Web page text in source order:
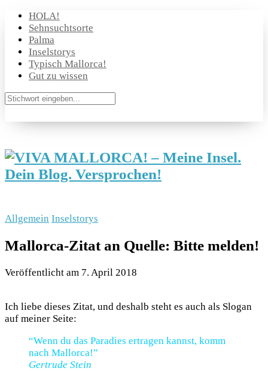
HOLA!
Sehnsuchtsorte
Palma
Inselstorys
Typisch Mallorca!
Gut zu wissen
Allgemein Inselstorys
Mallorca-Zitat an Quelle: Bitte melden!
Veröffentlicht am 7. April 2018
Ich liebe dieses Zitat, und deshalb steht es auch als Slogan
auf meiner Seite:
“Wenn du das Paradies ertragen kannst, komm
nach Mallorca!”
Gertrude Stein